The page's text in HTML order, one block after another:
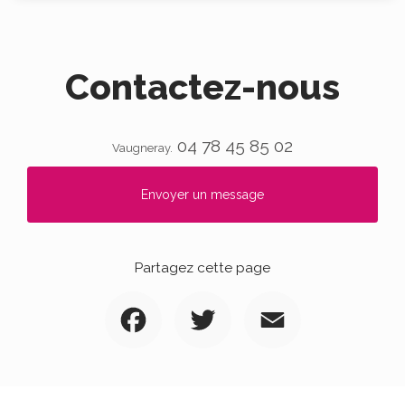
Contactez-nous
Vaugneray. 04 78 45 85 02
Envoyer un message
Partagez cette page